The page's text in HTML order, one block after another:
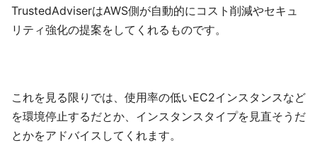
TrustedAdviserはAWS側が自動的にコスト削減やセキュ
リティ強化の提案をしてくれるものです。
これを見る限りでは、使用率の低いEC2インスタンスなど
を環境停止するだとか、インスタンスタイプを見直そうだ
とかをアドバイスしてくれます。